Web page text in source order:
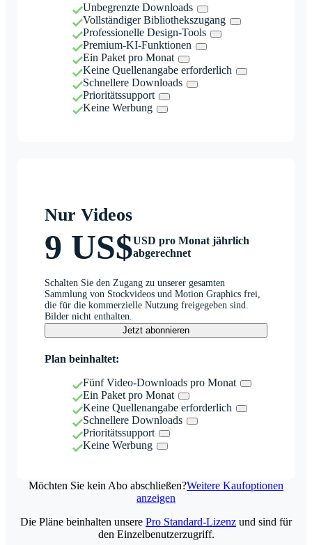
Unbegrenzte Downloads
Vollständiger Bibliothekszugang
Professionelle Design-Tools
Premium-KI-Funktionen
Ein Paket pro Monat
Keine Quellenangabe erforderlich
Schnellere Downloads
Prioritätssupport
Keine Werbung
Nur Videos
9 US$USD pro Monat jährlich
abgerechnet
Schalten Sie den Zugang zu unserer gesamten
Sammlung von Stockvideos und Motion Graphics frei,
die für die kommerzielle Nutzung freigegeben sind.
Bilder nicht enthalten.
Jetzt abonnieren
Plan beinhaltet:
Fünf Video-Downloads pro Monat
Ein Paket pro Monat
Keine Quellenangabe erforderlich
Schnellere Downloads
Prioritätssupport
Keine Werbung
Möchten Sie kein Abo abschließen?Weitere Kaufoptionen
anzeigen
Die Pläne beinhalten unsere Pro Standard-Lizenz und sind für
den Einzelbenutzerzugriff.